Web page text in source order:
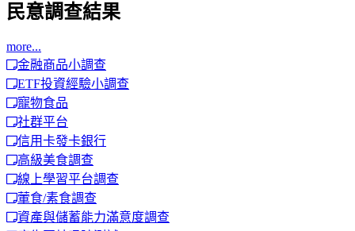
民意調查結果
more...
金融商品小調查
ETF投資經驗小調查
寵物食品
社群平台
信用卡發卡銀行
高級美食調查
線上學習平台調查
葷食/素食調查
資產與儲蓄能力滿意度調查